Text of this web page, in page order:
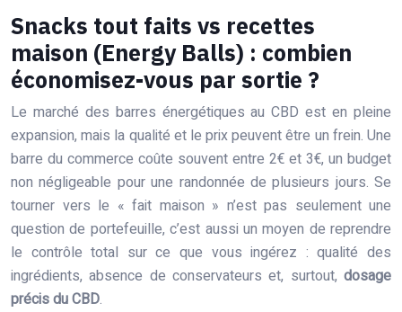
Snacks tout faits vs recettes
maison (Energy Balls) : combien
économisez-vous par sortie ?
Le marché des barres énergétiques au CBD est en pleine
expansion, mais la qualité et le prix peuvent être un frein. Une
barre du commerce coûte souvent entre 2€ et 3€, un budget
non négligeable pour une randonnée de plusieurs jours. Se
tourner vers le « fait maison » n’est pas seulement une
question de portefeuille, c’est aussi un moyen de reprendre
le contrôle total sur ce que vous ingérez : qualité des
ingrédients, absence de conservateurs et, surtout, dosage
précis du CBD.